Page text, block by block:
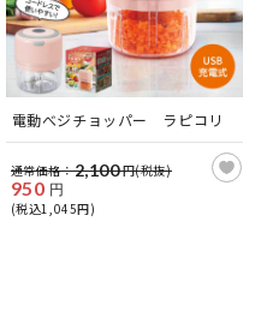
電動べジチョッパー ラピコリ
通常価格：2,100円(税抜)
950 円
(税込1,045円)